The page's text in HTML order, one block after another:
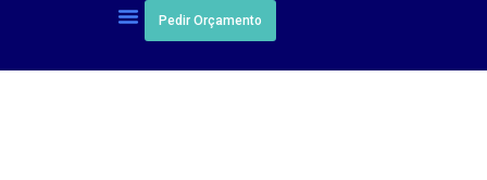
Pedir Orçamento